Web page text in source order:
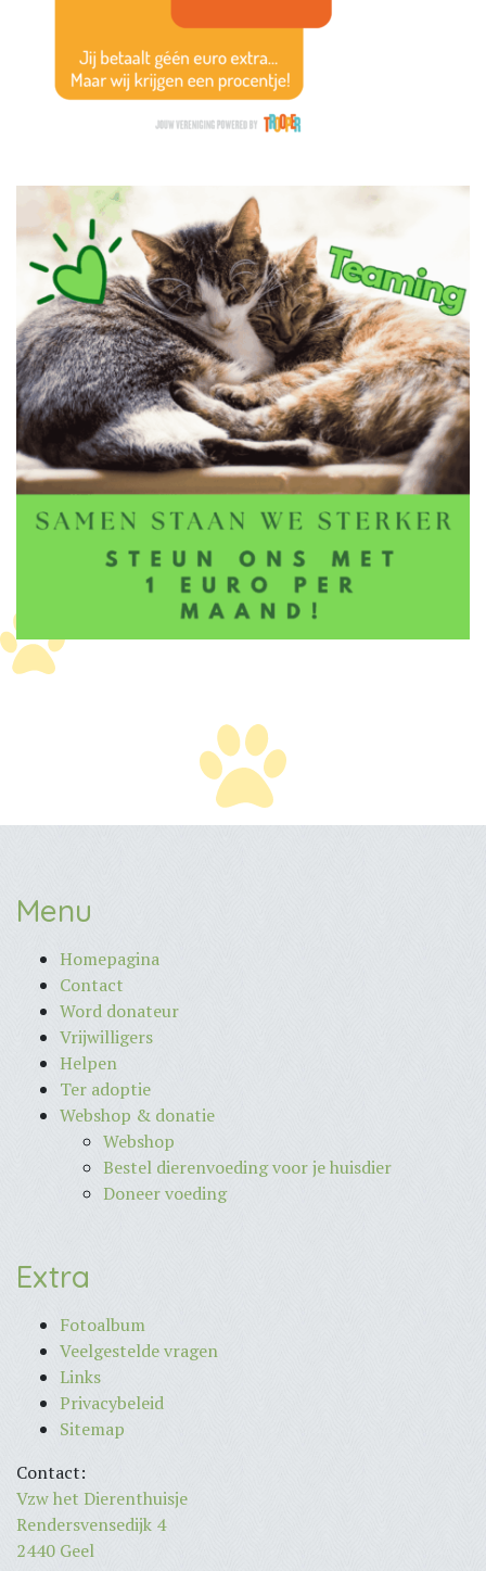
Menu
Homepagina
Contact
Word donateur
Vrijwilligers
Helpen
Ter adoptie
Webshop & donatie
Webshop
Bestel dierenvoeding voor je huisdier
Doneer voeding
Extra
Fotoalbum
Veelgestelde vragen
Links
Privacybeleid
Sitemap
Contact:
Vzw het Dierenthuisje
Rendersvensedijk 4
2440 Geel